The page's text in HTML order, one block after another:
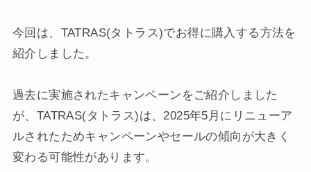
今回は、TATRAS(タトラス)でお得に購入する方法を
紹介しました。
過去に実施されたキャンペーンをご紹介しました
が、TATRAS(タトラス)は、2025年5月にリニューア
ルされたためキャンペーンやセールの傾向が大きく
変わる可能性があります。